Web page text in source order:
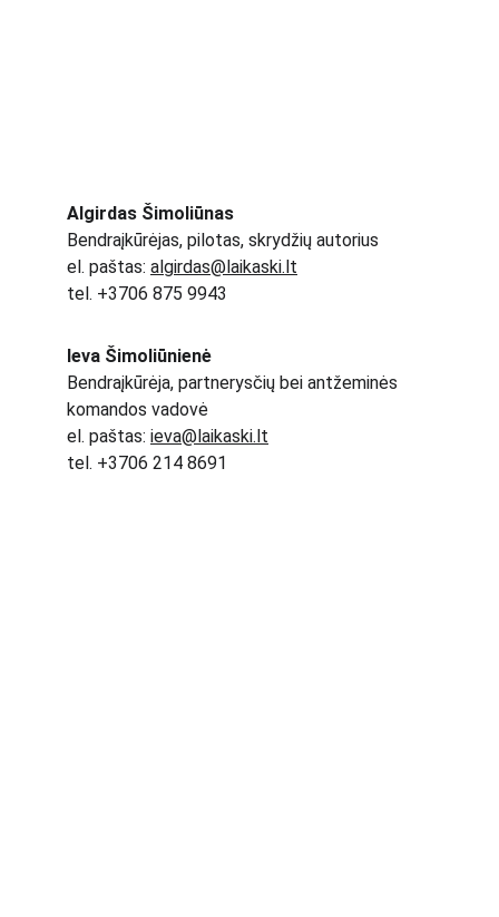
Algirdas Šimoliūnas
Bendraįkūrėjas, pilotas, skrydžių autorius
el. paštas: algirdas@laikaski.lt
tel. +3706 875 9943
Ieva Šimoliūnienė
Bendraįkūrėja, partnerysčių bei antžeminės
komandos vadovė
el. paštas: ieva@laikaski.lt
tel. +3706 214 8691